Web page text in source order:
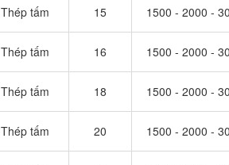
Thép tấm 15 1500 - 2000 -
Thép tấm 16 1500 - 2000 -
Thép tấm 18 1500 - 2000 -
Thép tấm 20 1500 - 2000 -